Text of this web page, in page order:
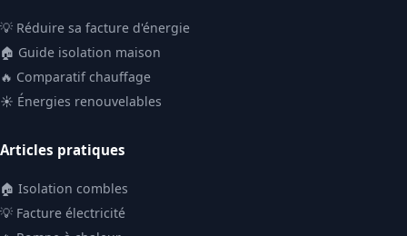
💡 Réduire sa facture d'énergie
🏠 Guide isolation maison
🔥 Comparatif chauffage
☀️ Énergies renouvelables
Articles pratiques
🏠 Isolation combles
💡 Facture électricité